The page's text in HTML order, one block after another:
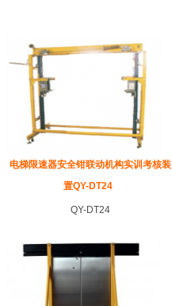
电梯限速器安全钳联动机构实训考核装
置QY-DT24
QY-DT24